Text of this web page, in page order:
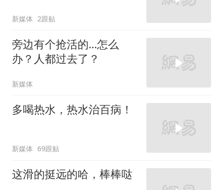
新媒体 2跟贴
旁边有个抢活的…怎么
办？人都过去了？
新媒体
多喝热水，热水治百病！
新媒体 69跟贴
这滑的挺远的哈，棒棒哒